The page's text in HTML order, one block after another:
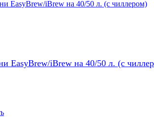
EasyBrew/iBrew на 40/50 л. (с